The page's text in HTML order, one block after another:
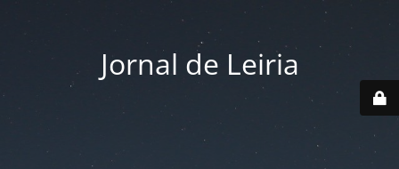
Jornal de Leiria